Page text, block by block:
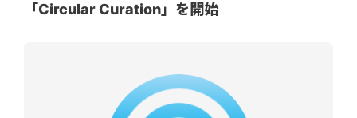
「Circular Curation」を開始